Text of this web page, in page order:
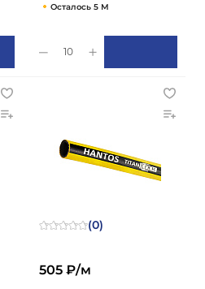
Осталось 5 М
10
(0)
505 ₽/м